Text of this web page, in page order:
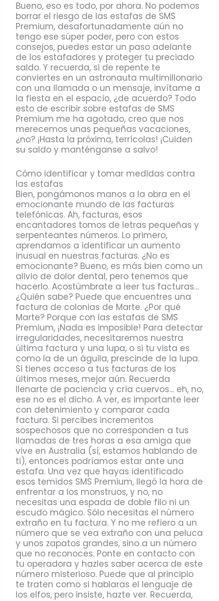
Bueno, eso es todo, por ahora. No podemos
borrar el riesgo de las estafas de SMS
Premium, desafortunadamente aún no
tengo ese súper poder, pero con estos
consejos, puedes estar un paso adelante
de los estafadores y proteger tu preciado
saldo. Y recuerda, si de repente te
conviertes en un astronauta multimillonario
con una llamada o un mensaje, invítame a
la fiesta en el espacio, ¿de acuerdo? Todo
esto de escribir sobre estafas de SMS
Premium me ha agotado, creo que nos
merecemos unas pequeñas vacaciones,
¿no? ¡Hasta la próxima, terrícolas! ¡Cuiden
su saldo y manténganse a salvo!
Cómo identificar y tomar medidas contra
las estafas
Bien, pongámonos manos a la obra en el
emocionante mundo de las facturas
telefónicas. Ah, facturas, esos
encantadores tomos de letras pequeñas y
serpenteantes números. Lo primero,
aprendamos a identificar un aumento
inusual en nuestras facturas. ¿No es
emocionante? Bueno, es más bien como un
alivio de dolor dental, pero tenemos que
hacerlo. Acostúmbrate a leer tus facturas…
¿Quién sabe? Puede que encuentres una
factura de colonias de Marte. ¿Por qué
Marte? Porque con las estafas de SMS
Premium, ¡Nada es imposible! Para detectar
irregularidades, necesitaremos nuestra
última factura y una lupa, o si tu vista es
como la de un águila, prescinde de la lupa.
Si tienes acceso a tus facturas de los
últimos meses, mejor aún. Recuerda
llenarte de paciencia y cría cuervos… eh, no,
ese no es el dicho. A ver, es importante leer
con detenimiento y comparar cada
factura. Si percibes incrementos
sospechosos que no corresponden a tus
llamadas de tres horas a esa amiga que
vive en Australia (sí, estamos hablando de
ti), entonces podríamos estar ante una
estafa. Una vez que hayas identificado
esos temidos SMS Premium, llegó la hora de
enfrentar a los monstruos, y no, no
necesitas una espada de doble filo ni un
escudo mágico. Sólo necesitas el número
extraño en tu factura. Y no me refiero a un
número que se vea extraño con una peluca
y unos zapatos grandes, sino a un número
que no reconoces. Ponte en contacto con
tu operadora y hazles saber acerca de este
número misterioso. Puede que al principio
te traten como si hablaras el lenguaje de
los elfos, pero insiste, hazte ver. Recuerda,